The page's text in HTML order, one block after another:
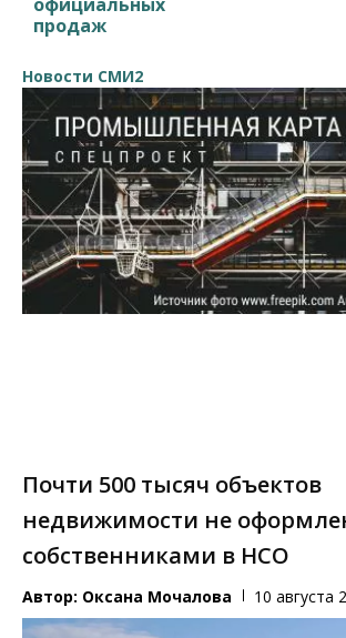
продаж
Новости СМИ2
Почти 500 тысяч объектов
недвижимости не
собственниками в НСО
Автор: Оксана Мочалова 10 августа